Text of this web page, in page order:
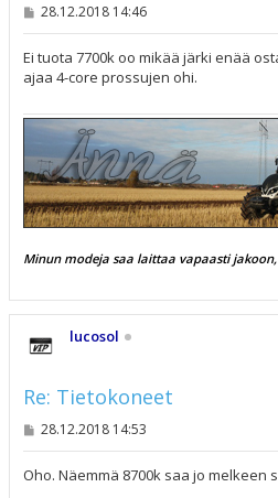
V
s
t
i
28.12.2018 14:46
Ei tuota 7700k oo mikää järki enää
ajaa 4-core prossujen ohi.
Minun modeja saa laittaa vapaasti
lucosol
Re: Tietokoneet
V
s
28.12.2018 14:53
Oho. Näemmä 8700k saa jo melkeen